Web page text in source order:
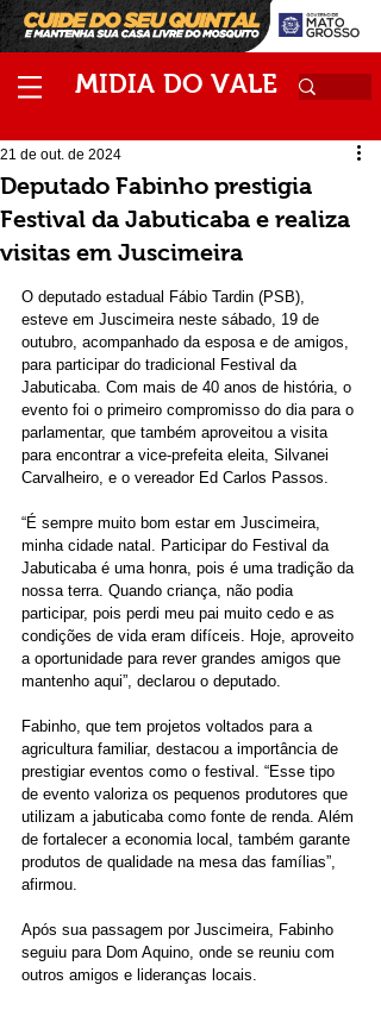
MIDIA DO VALE
Deputado Fabinho prestigia
Festival da Jabuticaba e realiza
visitas em Juscimeira
21 de out. de 2024
O deputado estadual Fábio Tardin (PSB),
esteve em Juscimeira neste sábado, 19 de
outubro, acompanhado da esposa e de amigos,
para participar do tradicional Festival da
Jabuticaba. Com mais de 40 anos de história, o
evento foi o primeiro compromisso do dia para o
parlamentar, que também aproveitou a visita
para encontrar a vice-prefeita eleita, Silvanei
Carvalheiro, e o vereador Ed Carlos Passos.
“É sempre muito bom estar em Juscimeira,
minha cidade natal. Participar do Festival da
Jabuticaba é uma honra, pois é uma tradição da
nossa terra. Quando criança, não podia
participar, pois perdi meu pai muito cedo e as
condições de vida eram difíceis. Hoje, aproveito
a oportunidade para rever grandes amigos que
mantenho aqui”, declarou o deputado.
Fabinho, que tem projetos voltados para a
agricultura familiar, destacou a importância de
prestigiar eventos como o festival. “Esse tipo
de evento valoriza os pequenos produtores que
utilizam a jabuticaba como fonte de renda. Além
de fortalecer a economia local, também garante
produtos de qualidade na mesa das famílias”,
afirmou.
Após sua passagem por Juscimeira, Fabinho
seguiu para Dom Aquino, onde se reuniu com
outros amigos e lideranças locais.